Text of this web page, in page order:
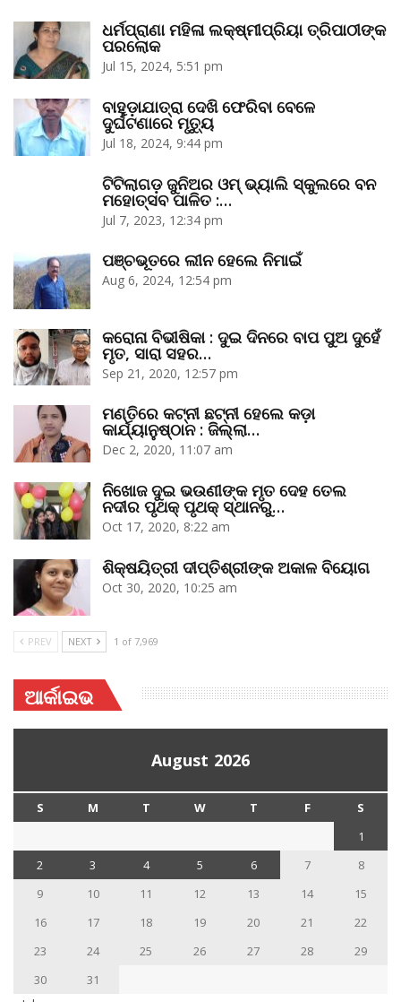
ଧର୍ମପ୍ରାଣା ମହିଳା ଲକ୍ଷ୍ମୀପ୍ରିୟା ତ୍ରିପାଠୀଙ୍କ
ପରଲୋକ
Jul 15, 2024, 5:51 pm
ବାହୁଡ଼ାଯାତ୍ରା ଦେଖି ଫେରିବା ବେଳେ
ଦୁର୍ଘଟଣାରେ ମୃତ୍ୟୁ
Jul 18, 2024, 9:44 pm
ଟିଟିଲାଗଡ଼ ଜୁନିଅର ଓମ୍‌ ଭ୍ୟାଲି ସ୍କୁଲରେ ବନ
ମହୋତ୍ସବ ପାଳିତ :…
Jul 7, 2023, 12:34 pm
ପଞ୍ଚଭୂତରେ ଲୀନ ହେଲେ ନିମାଇଁ
Aug 6, 2024, 12:54 pm
କରୋନା ବିଭୀଷିକା : ଦୁଇ ଦିନରେ ବାପ ପୁଅ ଦୁହେଁ
ମୃତ, ସାରା ସହର…
Sep 21, 2020, 12:57 pm
ମଣ୍ତିରେ କଟ୍‌ନୀ ଛଟ୍‌ନୀ ହେଲେ କଡ଼ା
କାର୍ଯ୍ୟାନୁଷ୍ଠାନ : ଜିଲ୍ଲା…
Dec 2, 2020, 11:07 am
ନିଖୋଜ ଦୁଇ ଭଉଣୀଙ୍କ ମୃତ ଦେହ ତେଲ
ନଦୀର ପୃଥକ୍‌ ପୃଥକ୍‌ ସ୍ଥାନରୁ…
Oct 17, 2020, 8:22 am
ଶିକ୍ଷୟିତ୍ରୀ ଦୀପ୍ତିଶ୍ରୀଙ୍କ ଅକାଳ ବିୟୋଗ
Oct 30, 2020, 10:25 am
PREV NEXT 1 of 7,969
ଆର୍କାଇଭ
August 2026
S M T W T F
S
1
2
3 4 5 6 7
8
9
10 11 12 13 14
15
16
17 18 19 20 21
22
23
24 25 26 27 28
29
30
31